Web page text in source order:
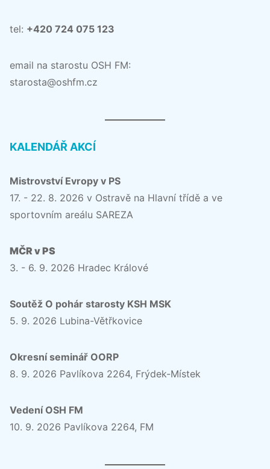
tel: +420 724 075 123
email na starostu OSH FM:
starosta@oshfm.cz
KALENDÁŘ AKCÍ
Mistrovství Evropy v PS
17. - 22. 8. 2026 v Ostravě na Hlavní třídě a ve
sportovním areálu SAREZA
MČR v PS
3. - 6. 9. 2026 Hradec Králové
Soutěž O pohár starosty KSH MSK
5. 9. 2026 Lubina-Větřkovice
Okresní seminář OORP
8. 9. 2026 Pavlíkova 2264, Frýdek-Místek
Vedení OSH FM
10. 9. 2026 Pavlíkova 2264, FM